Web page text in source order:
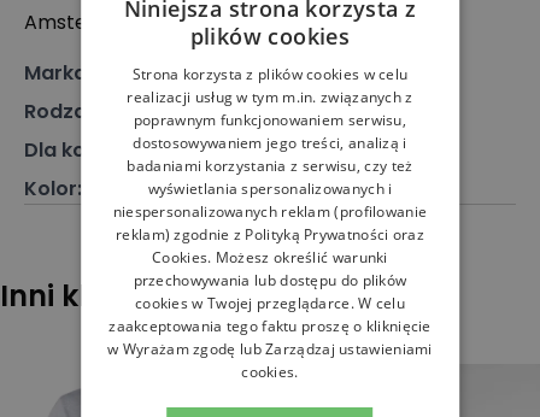
Amsterdam, Holandia
Marka
New Balance
Rodzaj
Odzież, Bluza
Dla kogo
Dla niego
Kolor: Niebieski
Inni klienci sprawdzali również
Niniejsza strona korzysta z
plików cookies
Strona korzysta z plików cookies w celu
realizacji usług w tym m.in. związanych z
poprawnym funkcjonowaniem serwisu,
dostosowywaniem jego treści, analizą i
badaniami korzystania z serwisu, czy też
wyświetlania spersonalizowanych i
niespersonalizowanych reklam (profilowanie
reklam) zgodnie z Polityką Prywatności oraz
Cookies. Możesz określić warunki
przechowywania lub dostępu do plików
cookies w Twojej przeglądarce. W celu
zaakceptowania tego faktu proszę o kliknięcie
w Wyrażam zgodę lub Zarządzaj ustawieniami
cookies.